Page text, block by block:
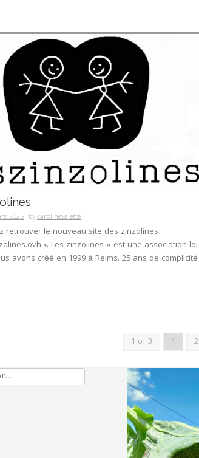
2025 bycarolinevalette
retrouver le nouveau site des zinzolines
« Les zinzolines » est une association loi
avons créé en 1999 à Reims. 25 ans de complicité
1 of 3 1 2
: